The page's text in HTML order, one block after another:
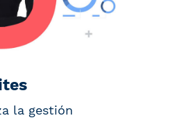
la gestión